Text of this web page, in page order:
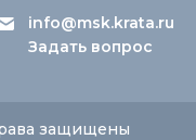
info@msk.krata.ru
Задать вопрос
защищены